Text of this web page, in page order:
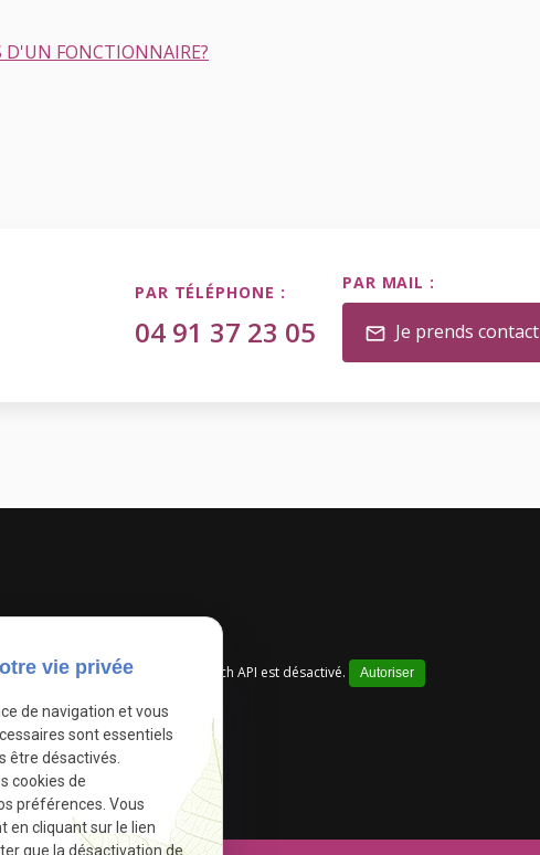
D'UN FONCTIONNAIRE?
PAR TÉLÉPHONE :
04 91 37 23 05
PAR MAIL :
mail Je prends contact
Google Maps Search API est désactivé. Autoriser
vie privée
de navigation et vous
sont essentiels
être désactivés.
cookies de
préférences. Vous
en cliquant sur le lien
que la désactivation de